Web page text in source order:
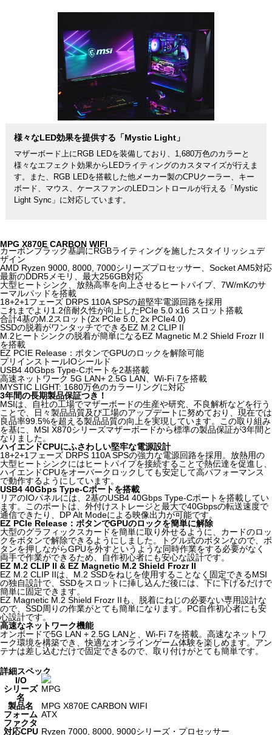
様々なLED効果を提供する「Mystic Light」
マザーボード上にRGB LEDを装備しており、1,680万色のカラーと
様々なエフェクト効果からLEDライティングのカスタマイズが行えま
す。また、RGB LEDを搭載した他メーカー製のCPUクーラー、キー
ボード、マウス、ケースファンのLEDコントロールが行える「Mystic
Light Sync」に対応しています。
MPG X870E CARBON WIFI
カーボンブラック基調にRGBライティングを施したスタイリッシュデ
ザイン
AMD Ryzen 9000, 8000, 7000シリーズプロセッサー、Socket AM5対応
最新のDDR5メモリ、最大256GB対応
大型ヒートシンク、放熱高率を向上させるヒートパイプ、7W/mKのサ
ーマルパッドを搭載
18+2+1フェーズ DRPS 110A SPSの超堅牢電源回路を採用
これまでより1.2倍耐久性が向上したPCIe 5.0 x16 スロット搭載
合計4基のM.2スロット(2x PCIe 5.0, 2x PCIe4.0)
SSDの脱着がワンタッチでできるEZ M.2 CLIP II
M.2ヒートシンクの脱着が簡単になるEZ Magnetic M.2 Shield Frozr II
を搭載
EZ PCIE Release：ボタンでGPUのロックを解除可能
プリインストールIOシールド
USB4 40Gbps Type-Cポートを2基搭載
高速ネットワーク 5G LAN+ 2.5G LAN、Wi-Fi 7を搭載
MYSTIC LIGHT: 1680万色のカラーリングに対応
3年間の長期製品保証つき！
MSIは、自社の工場でマザーボードの生産や研究、不良解析などを行う
ことで、日々製品品質及び工場のアップデートに努めており、現在では
良品率99.5%を超える製品品質の向上を実現しています。この取り組み
を基に、MSI X870シリーズマザーボードから標準の製品保証が3年間と
なりました。
ハイエンドCPUにふさわしい堅牢な電源設計
18+2+1フェーズ DRPS 110A SPSの強力な電源回路を採用。放熱用の
大型ヒートシンクにはヒートパイプを接続することで熱伝達を促進し、
ハイエンドCPUをオーバークロックしても安定して高パフォーマンス
で動作するようにしています。
USB4 40Gbps Type-Cポートを搭載
リアのIOパネルには、2基のUSB4 40Gbps Type-Cポートを搭載してい
ます。このポートは、外付けストレージと最大で40Gbpsの転送速度で
通信できたり、DP Alt Modeによる映像出力が可能です。
EZ PCIe Release：ボタンでGPUのロックを簡単に解除
大型のグラフィックスカードを簡単に取り外せるように、カードのロッ
クをボタンで解除できるようにしました。トグル式のボタンなので、ボ
タンを押しながらGPUを外すというような同時作業をする必要がなく
両手で作業ができるため、自作初心者にも安心な設計です。
EZ M.2 CLIP II & EZ Magnetic M.2 Shield Frozr II
EZ M.2 CLIP IIは、M.2 SSDをねじを使用することなく固定できるMSI
の独自設計で、SSDをスロットに挿し込んだ後には、下に下げるだけで
簡単に固定できます。
EZ Magnetic M.2 Shield Frozr IIも、脱着にねじの必要ない専用設計な
ので、SSD周りの作業がとても簡単になります。PC自作初心者にも安
心設計です。
高速なネットワーク機能
オンボードで5G LAN + 2.5G LANと、Wi-Fi 7を搭載。高速なネットワ
ーク環境を構築でき、快適なオンラインゲーム体験を楽しめます。アン
テナは差し込むだけで固定できるので、取り付けがとても簡単です。
詳細スペック
I/O
シリーズ
名
MPG
製品名
MPG X870E CARBON WIFI
フォーム
ファクタ
ATX
対応CPU Ryzen 7000, 8000, 9000シリーズ・プロセッサー